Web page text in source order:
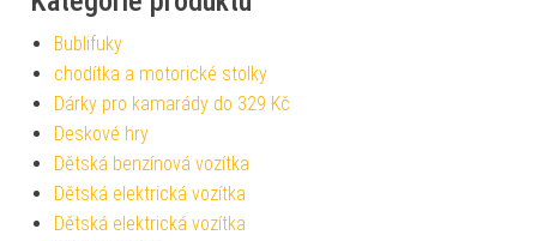
Bublifuky
chodítka a motorické stolky
Dárky pro kamarády do 329 Kč
Deskové hry
Dětská benzínová vozítka
Dětská elektrická vozítka
Dětská elektrická vozítka